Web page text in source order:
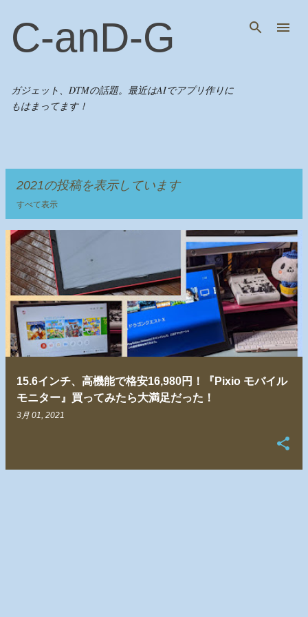
C-anD-G
ガジェット、DTMの話題。最近はAIでアプリ作りに
もはまってます！
2021の投稿を表示しています
すべて表示
投
稿
15.6インチ、高機能で格安16,980円！『Pixio モバイル
モニター』買ってみたら大満足だった！
3月 01, 2021